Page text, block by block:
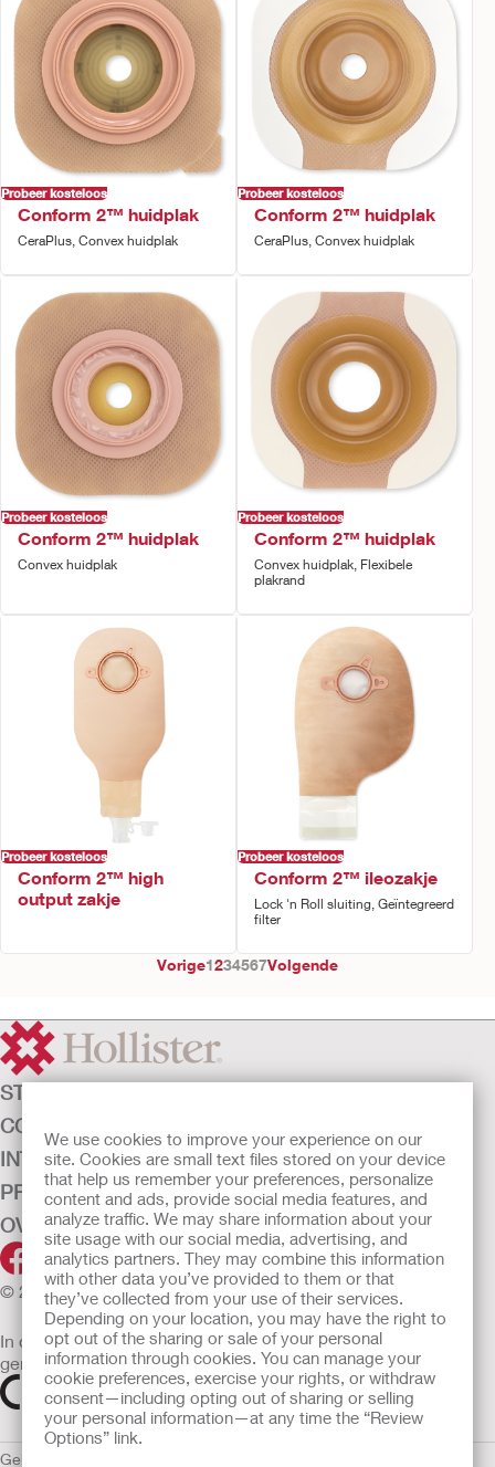
We use cookies to improve your experience on our
site. Cookies are small text files stored on your device
that help us remember your preferences, personalize
content and ads, provide social media features, and
analyze traffic. We may share information about your
site usage with our social media, advertising, and
analytics partners. They may combine this information
with other data you’ve provided to them or that
they’ve collected from your use of their services.
Depending on your location, you may have the right to
opt out of the sharing or sale of your personal
information through cookies. You can manage your
cookie preferences, exercise your rights, or withdraw
consent—including opting out of sharing or selling
your personal information—at any time the “Review
Options” link.
Probeer kosteloos
Conform 2™ huidplak
CeraPlus, Convex huidplak
Probeer kosteloos
Conform 2™ huidplak
CeraPlus, Convex huidplak
Probeer kosteloos
Conform 2™ huidplak
Convex huidplak
Probeer kosteloos
Conform 2™ huidplak
Convex huidplak, Flexibele
plakrand
Probeer kosteloos
Conform 2™ high
output zakje
Probeer kosteloos
Conform 2™ ileozakje
Lock 'n Roll sluiting, Geïntegreerd
filter
Vorige1234567Volgende
STOMAZORG
CONTINENTIEZORG
INTENSIEVE ZORG
PRODUCTEN
OVER ONS
© 2026 Hollister Incorporated
In de EU verkochte medische hulpmiddelen dienen
gemarkeerd te zijn met een van de volgende symbolen
Gebruiksvoorwaarden